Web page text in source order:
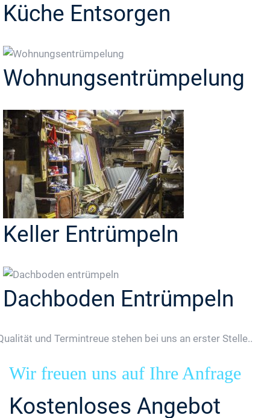
Küche Entsorgen
Wohnungsentrümpelung
Keller Entrümpeln
Dachboden Entrümpeln
und Termintreue stehen bei uns an erster Stelle..
Wir freuen uns auf Ihre Anfrage
Kostenloses Angebot